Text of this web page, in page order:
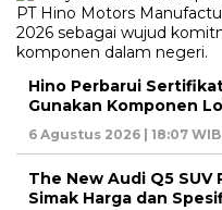
Hino Perbarui
Gunakan Komponen
6 Agustus 2026 | 18:07 WIB
The New Audi Q5 SUV
Simak Harga dan